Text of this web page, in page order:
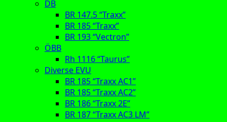
DB
BR 147.5 “Traxx”
BR 185 “Traxx”
BR 193 “Vectron”
ÖBB
Rh 1116 “Taurus”
Diverse EVU
BR 185 “Traxx AC1”
BR 185 “Traxx AC2”
BR 186 “Traxx 2E”
BR 187 “Traxx AC3 LM”